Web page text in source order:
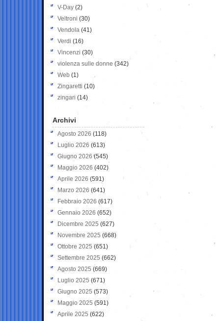
V-Day (2)
Veltroni (30)
Vendola (41)
Verdi (16)
Vincenzi (30)
violenza sulle donne (342)
Web (1)
Zingaretti (10)
zingari (14)
Archivi
Agosto 2026 (118)
Luglio 2026 (613)
Giugno 2026 (545)
Maggio 2026 (402)
Aprile 2026 (591)
Marzo 2026 (641)
Febbraio 2026 (617)
Gennaio 2026 (652)
Dicembre 2025 (627)
Novembre 2025 (668)
Ottobre 2025 (651)
Settembre 2025 (662)
Agosto 2025 (669)
Luglio 2025 (671)
Giugno 2025 (573)
Maggio 2025 (591)
Aprile 2025 (622)